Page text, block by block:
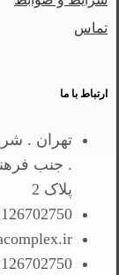
تماس
ارتباط با ما
تهران .
. جنب
پلاک 2